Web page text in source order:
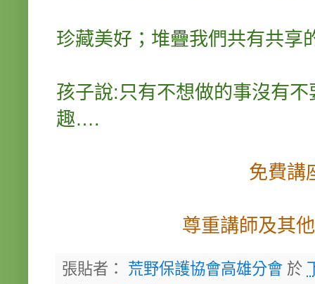
珍藏美好；堆疊我們共有共享
孩子說:只有不想做的事沒有
趣….
免費講
尊重講師及其
張貼者： 荒野保護協會高雄分會 於